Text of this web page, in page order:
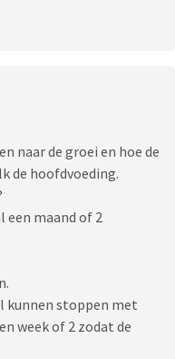
naar de groei en hoe de
de hoofdvoeding.
een maand of 2
kunnen stoppen met
week of 2 zodat de